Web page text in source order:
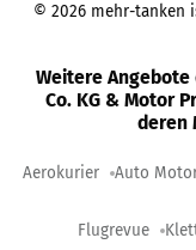
© 2026 mehr-tanken
Weitere
Co. KG & Motor
deren
Aerokurier Auto
Flugrevue